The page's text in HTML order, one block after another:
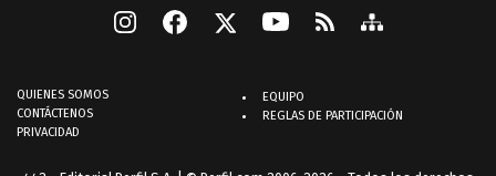
QUIENES SOMOS
CONTÁCTENOS
PRIVACIDAD
EQUIPO
REGLAS DE PARTICIPACIÓN